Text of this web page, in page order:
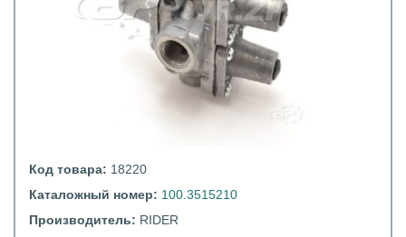
Код товара: 18220
Каталожный номер: 100.3515210
Производитель: RIDER